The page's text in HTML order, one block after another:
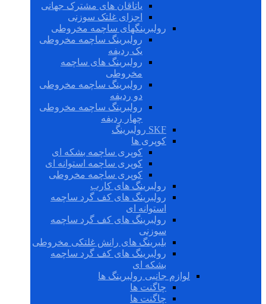
یاتاقان های مشترک جهانی
اجزای غلتک سوزنی
رولبرینگهای ساچمه مخروطی
رولبرینگ ساچمه مخروطی
یک ردیفه
رولبرینگ های ساچمه
مخروطی
رولبرینگ ساچمه مخروطی
دو ردیفه
رولبرینگ ساچمه مخروطی
چهار ردیفه
SKF رولبرینگ
کوپری ها
کوپری ساچمه بشکه ای
کوپری ساچمه استوانه ای
کوپری ساچمه مخروطی
رولبرینگ های کارب
رولبرینگ های کف گرد ساچمه
استوانه ای
رولبرینگ های کف گرد ساچمه
سوزنی
بلبرینگ های رانش غلتکی مخروطی
رولبرینگ های کف گرد ساچمه
بشکه ای
لوازم جانبی رولبرینگ ها
چاگنت ها
چاگنت ها